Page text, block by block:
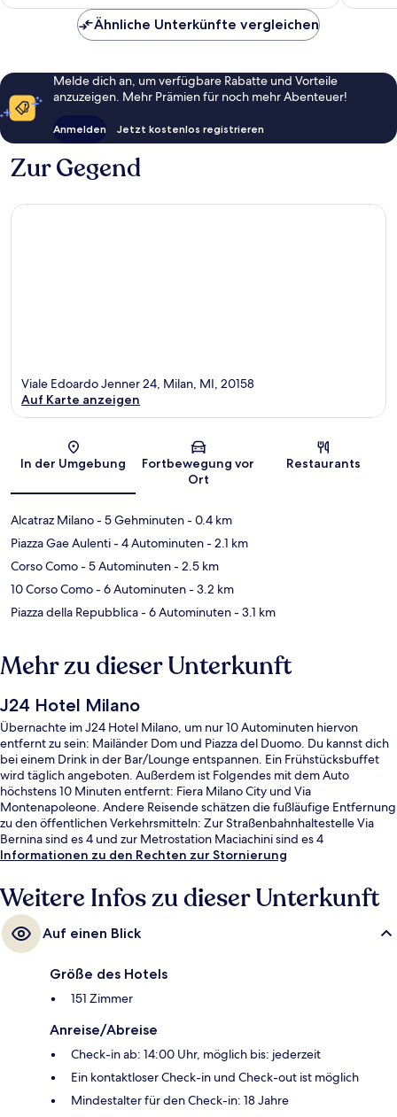
Ähnliche Unterkünfte vergleichen
Melde dich an, um verfügbare Rabatte und Vorteile
anzuzeigen. Mehr Prämien für noch mehr Abenteuer!
Anmelden Jetzt kostenlos registrieren
Zur Gegend
Karte
Viale Edoardo Jenner 24, Milan, MI, 20158
Auf Karte anzeigen
In der Umgebung
Fortbewegung vor
Ort
Restaurants
Alcatraz Milano- 5 Gehminuten- 0.4 km
Piazza Gae Aulenti- 4 Autominuten- 2.1 km
Corso Como- 5 Autominuten- 2.5 km
10 Corso Como- 6 Autominuten- 3.2 km
Piazza della Repubblica- 6 Autominuten- 3.1 km
Mehr zu dieser Unterkunft
J24 Hotel Milano
Übernachte im J24 Hotel Milano, um nur 10 Autominuten hiervon
entfernt zu sein: Mailänder Dom und Piazza del Duomo. Du kannst dich
bei einem Drink in der Bar/Lounge entspannen. Ein Frühstücksbuffet
wird täglich angeboten. Außerdem ist Folgendes mit dem Auto
höchstens 10 Minuten entfernt: Fiera Milano City und Via
Montenapoleone. Andere Reisende schätzen die fußläufige Entfernung
zu den öffentlichen Verkehrsmitteln: Zur Straßenbahnhaltestelle Via
Bernina sind es 4 und zur Metrostation Maciachini sind es 4
Gehminuten.
Informationen zu den Rechten zur Stornierung
Weitere Infos zu dieser Unterkunft
Auf einen Blick
Größe des Hotels
151 Zimmer
Anreise/Abreise
Check-in ab: 14:00 Uhr, möglich bis: jederzeit
Ein kontaktloser Check-in und Check-out ist möglich
Mindestalter für den Check-in: 18 Jahre